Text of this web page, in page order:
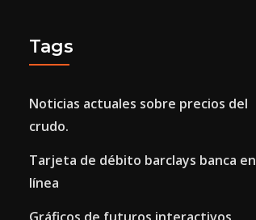
Tags
Noticias actuales sobre precios del
crudo.
Tarjeta de débito barclays banca en
línea